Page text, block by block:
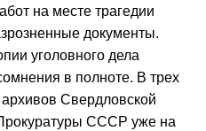
на месте трагедии
документы.
уголовного дела
в полноте. В трех
Свердловской
СССР уже на